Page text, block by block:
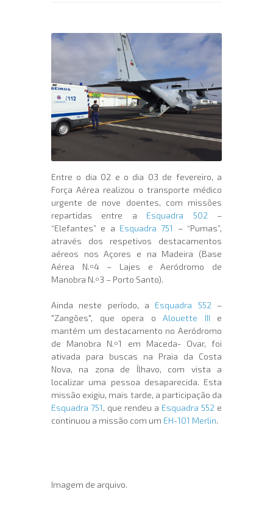
Entre o dia 02 e o dia 03 de fevereiro, a
Força Aérea realizou o transporte médico
urgente de nove doentes, com missões
repartidas entre a Esquadra 502 –
“Elefantes” e a Esquadra 751
– “Pumas”,
através dos respetivos destacamentos
aéreos nos Açores e na Madeira (Base
Aérea N.º4 – Lajes e Aeródromo de
Manobra N.º3 – Porto Santo).
Ainda neste período, a Esquadra 552 –
"Zangões", que opera o Alouette III e
mantém um destacamento no Aeródromo
de Manobra N.º1 em Maceda- Ovar, foi
ativada para buscas na Praia da Costa
Nova, na zona de Ílhavo, com vista a
localizar uma pessoa desaparecida. Esta
missão exigiu, mais tarde, a participação da
Esquadra 751, que rendeu a Esquadra 552 e
continuou a missão com um EH-101 Merlin.
Imagem de arquivo.